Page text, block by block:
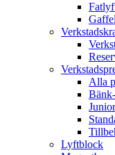
Alla
Lyftblock